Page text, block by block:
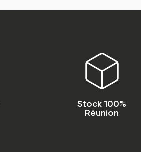
Stock 100%
Réunion